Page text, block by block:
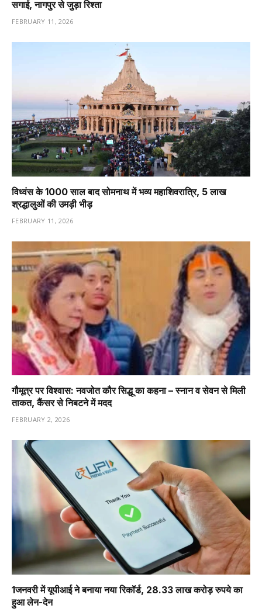
सगाई, नागपुर से जुड़ा रिश्ता
FEBRUARY 11, 2026
विध्वंस के 1000 साल बाद सोमनाथ में भव्य महाशिवरात्रि, 5 लाख
श्रद्धालुओं की उमड़ी भीड़
FEBRUARY 11, 2026
गौमूत्र पर विश्वास: नवजोत कौर सिद्धू का कहना – स्नान व सेवन से मिली
ताकत, कैंसर से निबटने में मदद
FEBRUARY 2, 2026
1️जनवरी में यूपीआई ने बनाया नया रिकॉर्ड, 28.33 लाख करोड़ रुपये का
हुआ लेन-देन